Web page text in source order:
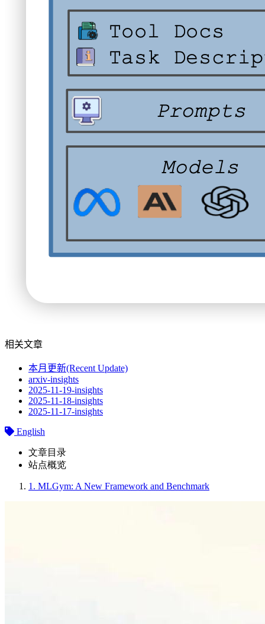
相关文章
本月更新(Recent Update)
arxiv-insights
2025-11-19-insights
2025-11-18-insights
2025-11-17-insights
English
文章目录
站点概览
1. MLGym: A New Framework and Benchmark